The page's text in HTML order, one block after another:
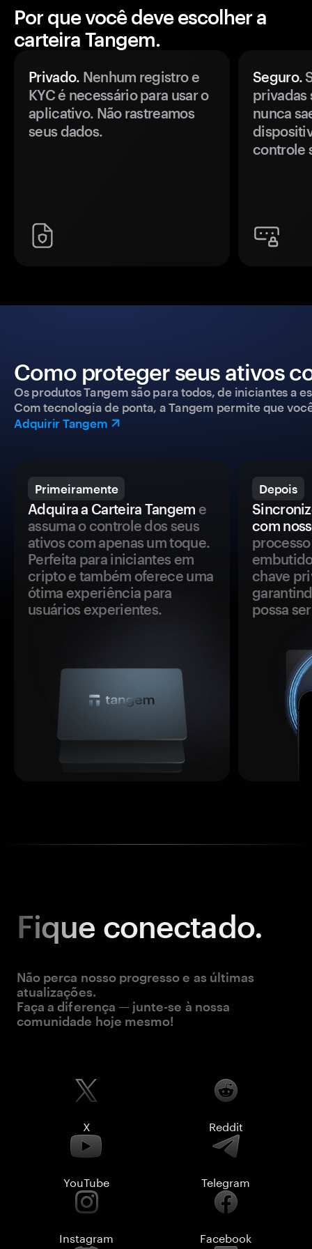
Por que você deve escolher a
carteira Tangem.
Privado. Nenhum registro e
KYC é necessário para usar o
aplicativo. Não rastreamos
seus dados.
Seguro.
privadas
nunca
controle
Como proteger seus ativos
Os produtos Tangem são para todos, de iniciantes a
Com tecnologia de ponta, a Tangem permite que
Adquirir Tangem
Primeiramente
Adquira a Carteira Tangem e
assuma o controle dos seus
ativos com apenas um toque.
Perfeita para iniciantes em
cripto e também oferece uma
ótima experiência para
usuários experientes.
Depois
com
chave
possa
Fique conectado.
Não perca nosso progresso e as últimas
atualizações.
Faça a diferença — junte-se à nossa
comunidade hoje mesmo!
X Reddit
YouTube Telegram
Instagram Facebook